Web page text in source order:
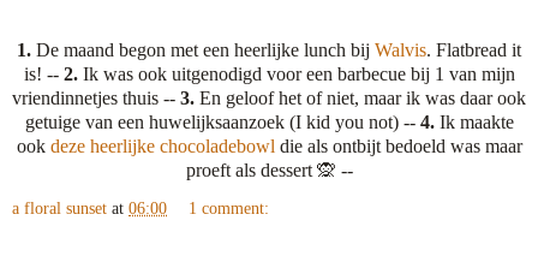
1. De maand begon met een heerlijke lunch bij Walvis. Flatbread it
is! -- 2. Ik was ook uitgenodigd voor een barbecue bij 1 van mijn
vriendinnetjes thuis -- 3. En geloof het of niet, maar ik was daar ook
getuige van een huwelijksaanzoek (I kid you not) -- 4. Ik maakte
ook deze heerlijke chocoladebowl die als ontbijt bedoeld was maar
proeft als dessert 🙊 --
a floral sunset at 06:00 1 comment: